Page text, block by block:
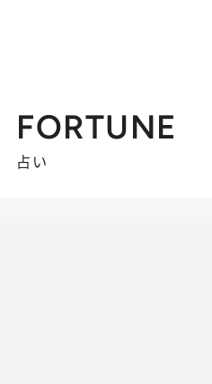
FORTUNE
占い